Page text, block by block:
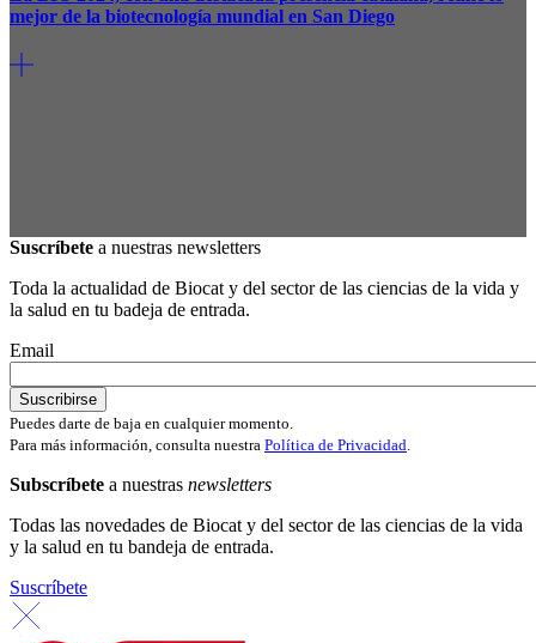
mejor de la biotecnología mundial en San Diego
Suscríbete a nuestras newsletters
Toda la actualidad de Biocat y del sector de las ciencias de la vida y
la salud en tu badeja de entrada.
Email
Puedes darte de baja en cualquier momento.
Para más información, consulta nuestra Política de Privacidad
Subscríbete a nuestras newsletters
Todas las novedades de Biocat y del sector de las ciencias de la vida
y la salud en tu bandeja de entrada.
Suscríbete